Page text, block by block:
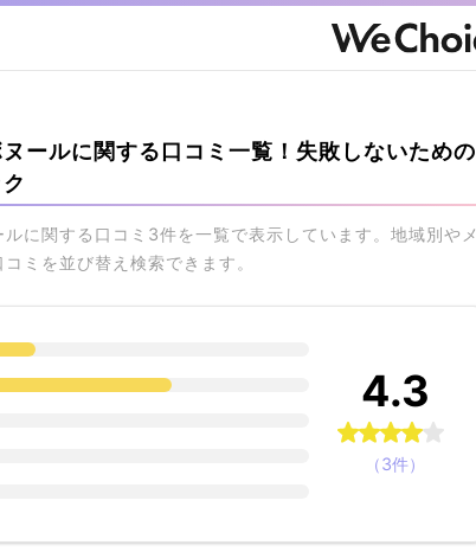
ールに関する口コミ一覧！失敗しないための
に関する口コミ3件を一覧で表示しています。地域別やメ
ミを並び替え検索できます。
4.3
（3件）